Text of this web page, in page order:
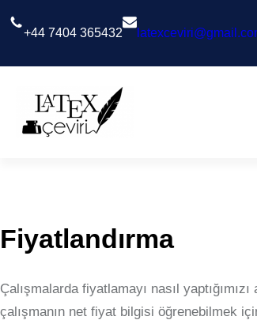
+44 7404 365432
Fiyatlandırma
Çalışmalarda fiyatlamayı nasıl
çalışmanın net fiyat bilgisi öğrenebilmek